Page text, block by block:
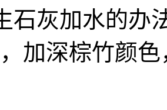
石灰加水的办
加深棕竹颜